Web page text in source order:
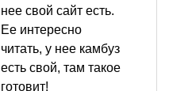
нее свой сайт есть.
Ее интересно
читать, у нее камбуз
есть свой, там такое
готовит!